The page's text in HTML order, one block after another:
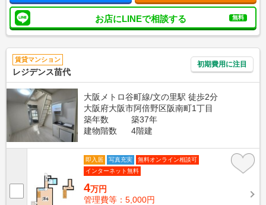
お店にLINEで相談する 無料
賃貸マンション
レジデンス苗代
初期費用に注目
大阪メトロ谷町線/文の里駅 徒歩2分
大阪府大阪市阿倍野区阪南町1丁目
築年数
築37年
建物階数
4階建
即入居 写真充実
無料オンライン相談可
インターネット無料
4万円
管理費等：5,000円